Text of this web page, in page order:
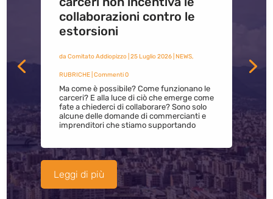
collaborazioni contro le
estorsioni
da Comitato Addiopizzo| 25 Luglio 2026| NEWS,
RUBRICHE| Commenti 0
Ma come è possibile? Come funzionano le
carceri? E alla luce di ciò che emerge come
fate a chiederci di collaborare? Sono solo
alcune delle domande di commercianti e
imprenditori che stiamo supportando
Leggi di più